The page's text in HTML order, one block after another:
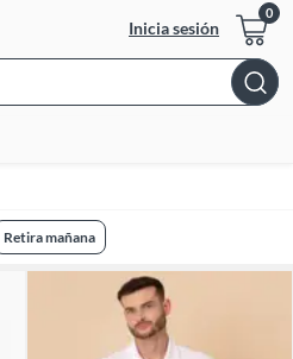
Inicia sesión
Bar
Retira mañana